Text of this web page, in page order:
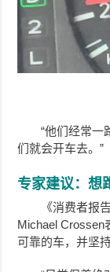
“他们经常一
们就会开车去。”
专家建议：想
《消费者报
Michael Crossen
可靠的车，并坚持